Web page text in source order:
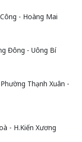
- Hoàng Mai
Đông - Uông Bí
Thạnh Xuân -
- H.Kiến Xương